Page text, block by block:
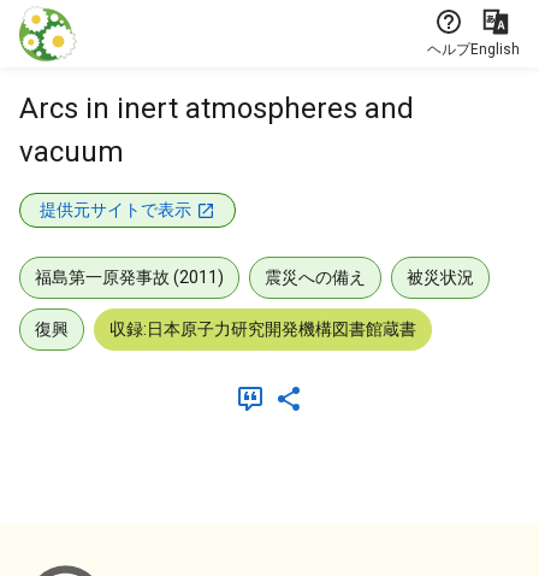
本文に飛ぶ
ヘルプEnglish
Arcs in inert atmospheres and
vacuum
提供元サイトで表示
福島第一原発事故 (2011) 震災への備え 被災状況
復興 収録:日本原子力研究開発機構図書館蔵書